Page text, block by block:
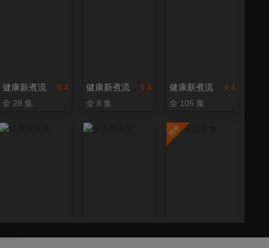
9.4
健康新煮流
全 28 集
9.4
健康新煮流
全 8 集
9.4
健康新煮流
全 105 集